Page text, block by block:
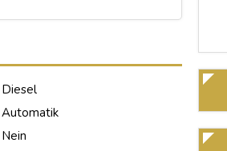
Diesel
Automatik
Nein